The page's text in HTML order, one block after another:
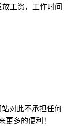
工资，工作时间
对此不承担任何
多的便利！